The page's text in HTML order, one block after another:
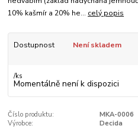
10% kašmír a 20% he... celý popis
Dostupnost Není skladem
/ks
Momentálně není k dispozici
Číslo produktu:
MKA-0006
Výrobce:
Decida